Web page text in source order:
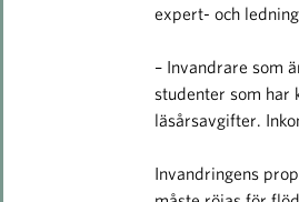
expert- och
– Invandrare som
studenter som har
läsårsavgifter.
Invandringens